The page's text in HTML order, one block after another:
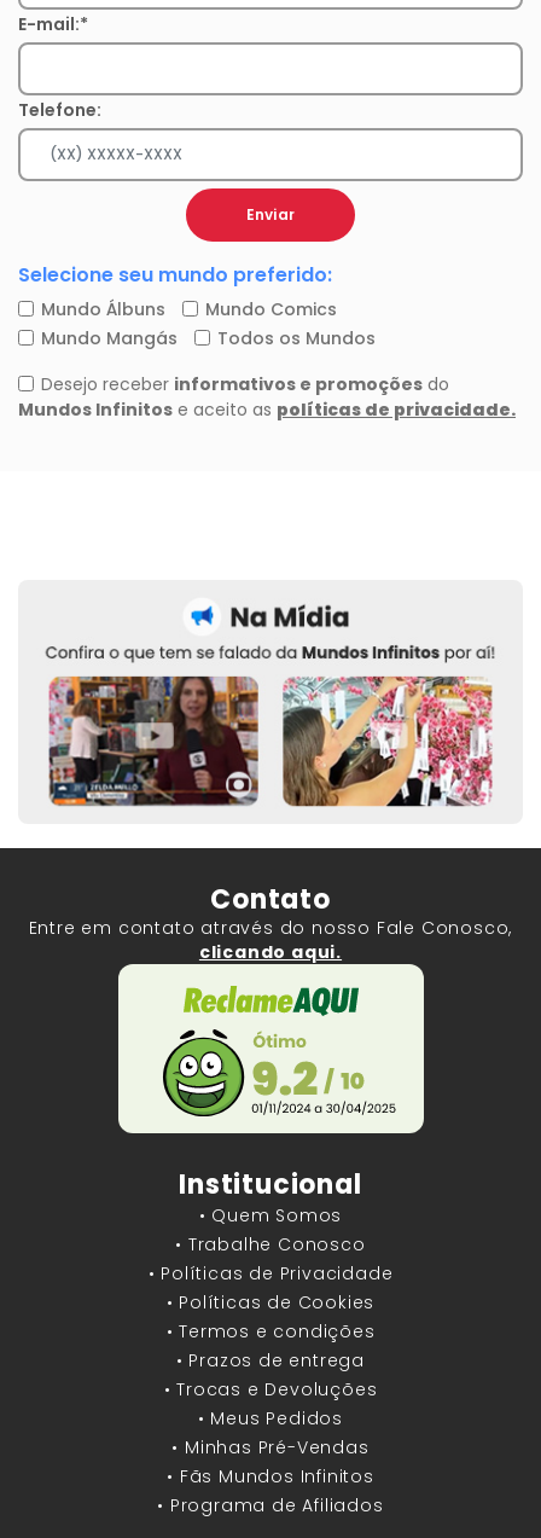
Contato
Entre em contato através do nosso Fale Conosco,
clicando aqui.
Institucional
• Quem Somos
• Trabalhe Conosco
• Políticas de Privacidade
• Políticas de Cookies
• Termos e condições
• Prazos de entrega
• Trocas e Devoluções
• Meus Pedidos
• Minhas Pré-Vendas
• Fãs Mundos Infinitos
• Programa de Afiliados